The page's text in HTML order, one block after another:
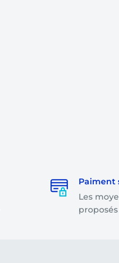
Paiment
Les